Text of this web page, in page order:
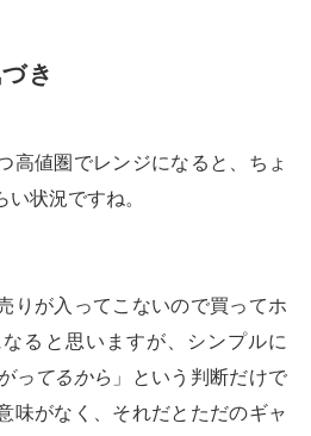
き
高値圏でレンジになると、ちょ
状況ですね。
りが入ってこないので買ってホ
ると思いますが、シンプルに
ってるから 」という判断だけで
味がなく、それだとただのギャ